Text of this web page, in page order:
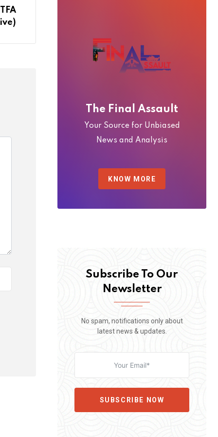
The Final Assault
Your Source for Unbiased
News and Analysis
KNOW MORE
Subscribe To Our
Newsletter
No spam, notifications only about
latest news & updates.
SUBSCRIBE NOW